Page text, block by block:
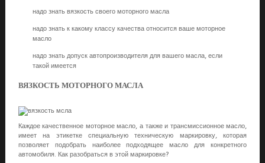
надо знать вязкость своего моторного масла
надо знать к какому классу качества относится ваше моторное
масло
надо знать допуск автопроизводителя для вашего масла, если
такой имеется
ВЯЗКОСТЬ МОТОРНОГО МАСЛА
Каждое качественное моторное масло, а также и трансмиссионное масло,
имеет на этикетке специальную техническую маркировку, которая
позволяет подобрать наиболее подходящее масло для конкретного
автомобиля. Как разобраться в этой маркировке?